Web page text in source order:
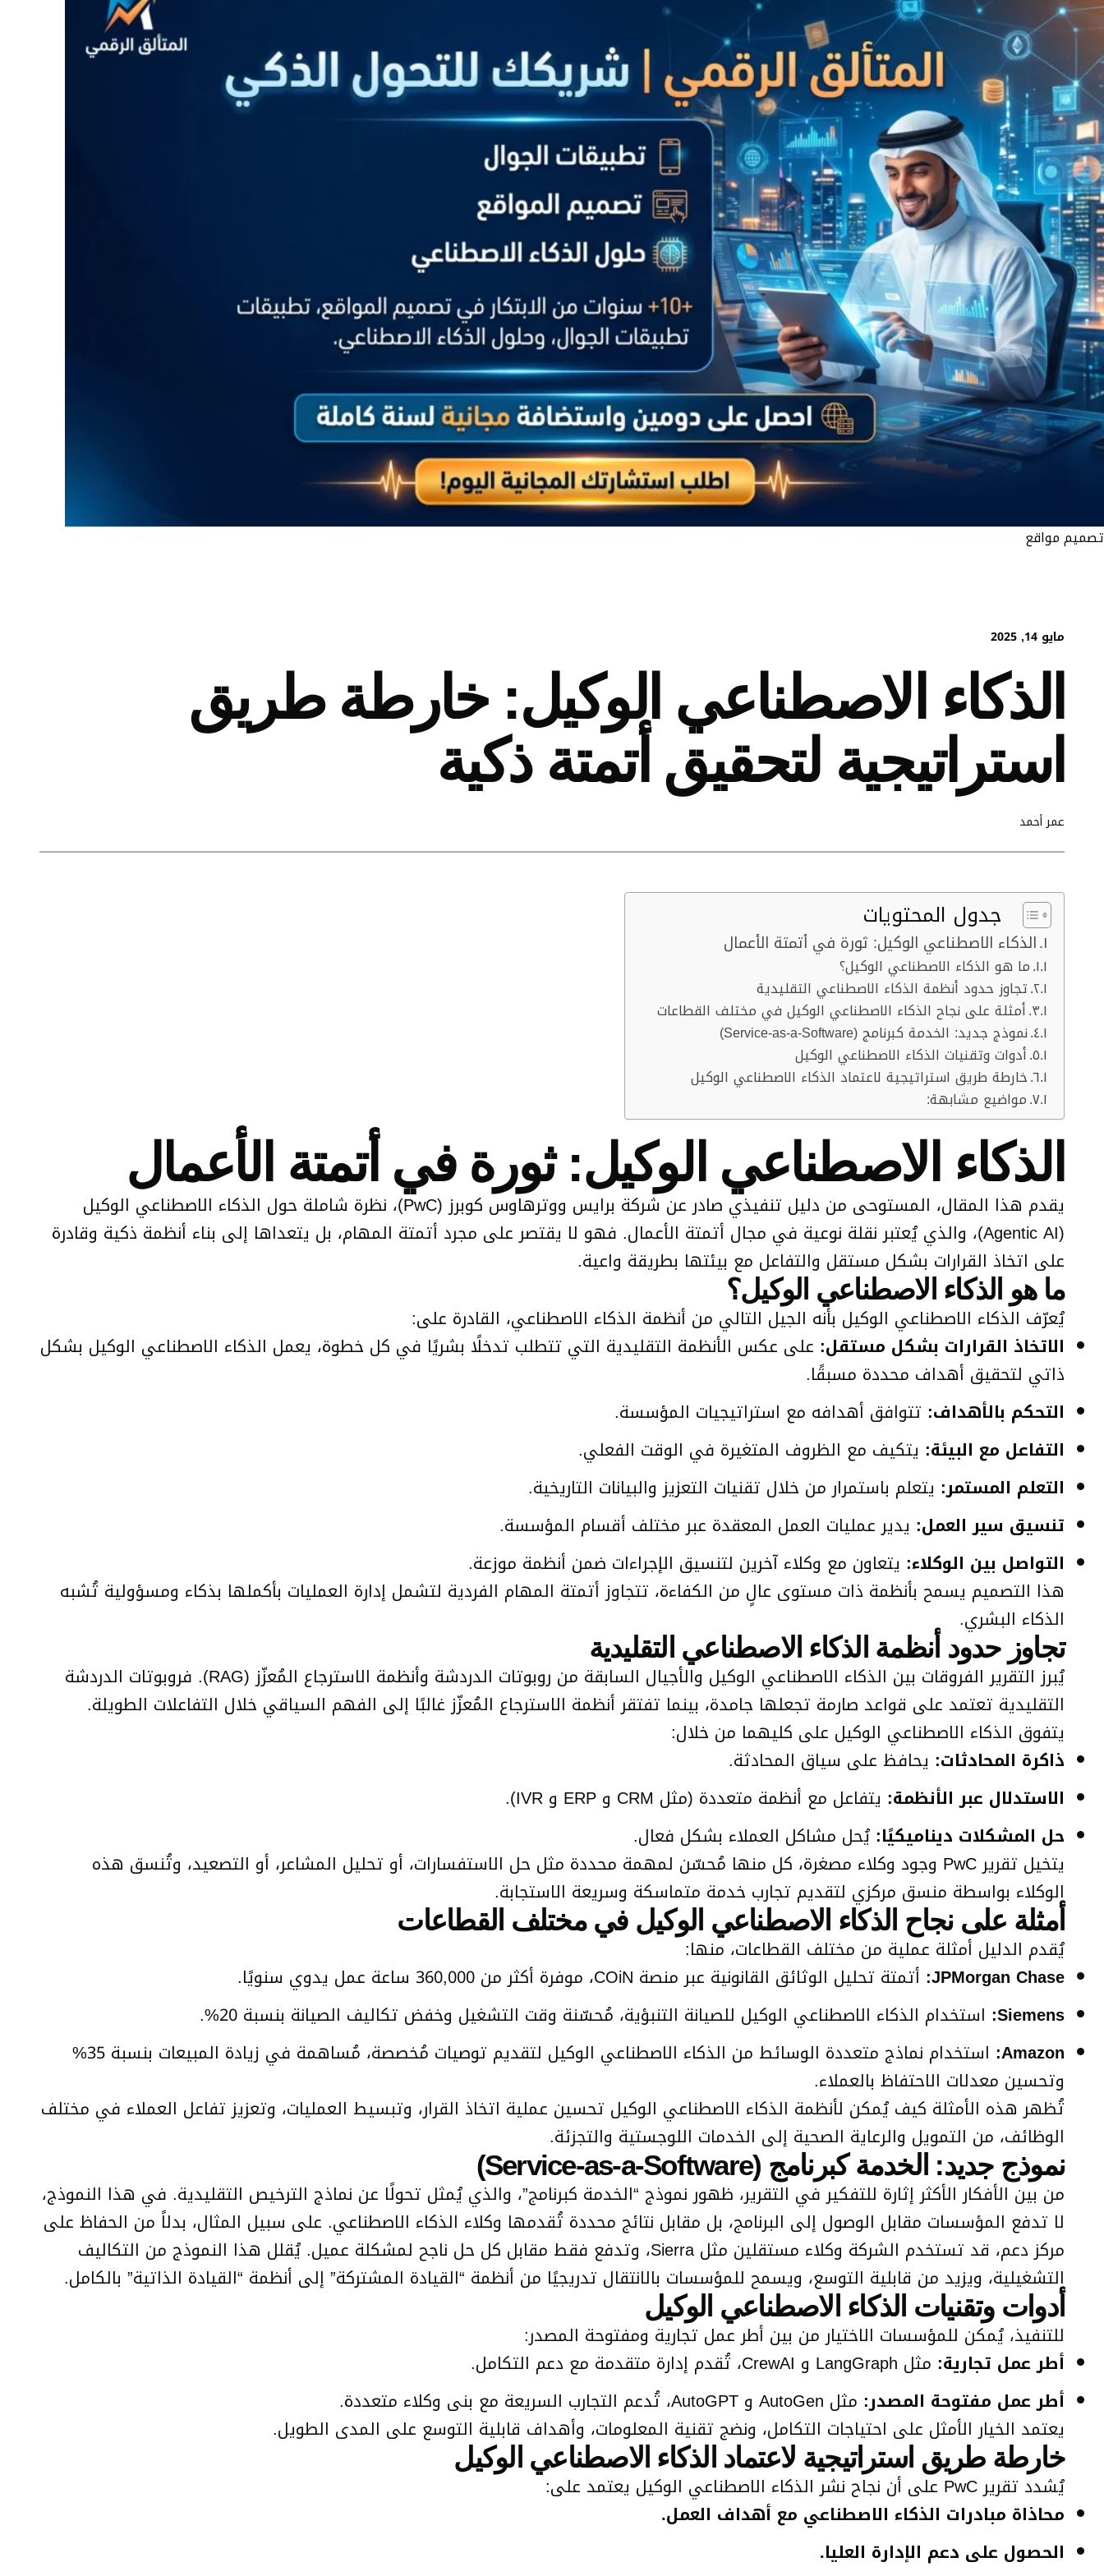
تصميم مواقع
مايو 14, 2025
الذكاء الاصطناعي الوكيل: خارطة طريق
استراتيجية لتحقيق أتمتة ذكية
عمر أحمد
جدول المحتويات
الذكاء الاصطناعي الوكيل: ثورة في أتمتة الأعمال
ما هو الذكاء الاصطناعي الوكيل؟
تجاوز حدود أنظمة الذكاء الاصطناعي التقليدية
أمثلة على نجاح الذكاء الاصطناعي الوكيل في مختلف القطاعات
نموذج جديد: الخدمة كبرنامج (Service-as-a-Software)
أدوات وتقنيات الذكاء الاصطناعي الوكيل
خارطة طريق استراتيجية لاعتماد الذكاء الاصطناعي الوكيل
مواضيع مشابهة:
الذكاء الاصطناعي الوكيل: ثورة في أتمتة الأعمال
يقدم هذا المقال، المستوحى من دليل تنفيذي صادر عن شركة برايس ووترهاوس كوبرز (PwC)، نظرة شاملة حول الذكاء الاصطناعي الوكيل
(Agentic AI)، والذي يُعتبر نقلة نوعية في مجال أتمتة الأعمال. فهو لا يقتصر على مجرد أتمتة المهام، بل يتعداها إلى بناء أنظمة ذكية وقادرة
على اتخاذ القرارات بشكل مستقل والتفاعل مع بيئتها بطريقة واعية.
ما هو الذكاء الاصطناعي الوكيل؟
يُعرّف الذكاء الاصطناعي الوكيل بأنه الجيل التالي من أنظمة الذكاء الاصطناعي، القادرة على:
الاتخاذ القرارات بشكل مستقل: على عكس الأنظمة التقليدية التي تتطلب تدخلًا بشريًا في كل خطوة، يعمل الذكاء الاصطناعي الوكيل بشكل
ذاتي لتحقيق أهداف محددة مسبقًا.
التحكم بالأهداف: تتوافق أهدافه مع استراتيجيات المؤسسة.
التفاعل مع البيئة: يتكيف مع الظروف المتغيرة في الوقت الفعلي.
التعلم المستمر: يتعلم باستمرار من خلال تقنيات التعزيز والبيانات التاريخية.
تنسيق سير العمل: يدير عمليات العمل المعقدة عبر مختلف أقسام المؤسسة.
التواصل بين الوكلاء: يتعاون مع وكلاء آخرين لتنسيق الإجراءات ضمن أنظمة موزعة.
هذا التصميم يسمح بأنظمة ذات مستوى عالٍ من الكفاءة، تتجاوز أتمتة المهام الفردية لتشمل إدارة العمليات بأكملها بذكاء ومسؤولية تُشبه
الذكاء البشري.
تجاوز حدود أنظمة الذكاء الاصطناعي التقليدية
يُبرز التقرير الفروقات بين الذكاء الاصطناعي الوكيل والأجيال السابقة من روبوتات الدردشة وأنظمة الاسترجاع المُعزّز (RAG). فروبوتات الدردشة
التقليدية تعتمد على قواعد صارمة تجعلها جامدة، بينما تفتقر أنظمة الاسترجاع المُعزّز غالبًا إلى الفهم السياقي خلال التفاعلات الطويلة.
يتفوق الذكاء الاصطناعي الوكيل على كليهما من خلال:
ذاكرة المحادثات: يحافظ على سياق المحادثة.
الاستدلال عبر الأنظمة: يتفاعل مع أنظمة متعددة (مثل CRM و ERP و IVR).
حل المشكلات ديناميكيًا: يُحل مشاكل العملاء بشكل فعال.
يتخيل تقرير PwC وجود وكلاء مصغرة، كل منها مُحسّن لمهمة محددة مثل حل الاستفسارات، أو تحليل المشاعر، أو التصعيد، وتُنسق هذه
الوكلاء بواسطة منسق مركزي لتقديم تجارب خدمة متماسكة وسريعة الاستجابة.
أمثلة على نجاح الذكاء الاصطناعي الوكيل في مختلف القطاعات
يُقدم الدليل أمثلة عملية من مختلف القطاعات، منها:
JPMorgan Chase: أتمتة تحليل الوثائق القانونية عبر منصة COiN، موفرة أكثر من 360,000 ساعة عمل يدوي سنويًا.
Siemens: استخدام الذكاء الاصطناعي الوكيل للصيانة التنبؤية، مُحسّنة وقت التشغيل وخفض تكاليف الصيانة بنسبة 20%.
Amazon:
استخدام نماذج متعددة الوسائط من الذكاء الاصطناعي الوكيل لتقديم توصيات مُخصصة، مُساهمة في زيادة المبيعات بنسبة 35%
وتحسين معدلات الاحتفاظ بالعملاء.
تُظهر هذه الأمثلة كيف يُمكن لأنظمة الذكاء الاصطناعي الوكيل تحسين عملية اتخاذ القرار، وتبسيط العمليات، وتعزيز تفاعل العملاء في مختلف
الوظائف، من التمويل والرعاية الصحية إلى الخدمات اللوجستية والتجزئة.
نموذج جديد: الخدمة كبرنامج (Service-as-a-Software)
من بين الأفكار الأكثر إثارة للتفكير في التقرير، ظهور نموذج “الخدمة كبرنامج”، والذي يُمثل تحولًا عن نماذج الترخيص التقليدية. في هذا النموذج،
لا تدفع المؤسسات مقابل الوصول إلى البرنامج، بل مقابل نتائج محددة تُقدمها وكلاء الذكاء الاصطناعي. على سبيل المثال، بدلاً من الحفاظ على
مركز دعم، قد تستخدم الشركة وكلاء مستقلين مثل Sierra، وتدفع فقط مقابل كل حل ناجح لمشكلة عميل. يُقلل هذا النموذج من التكاليف
التشغيلية، ويزيد من قابلية التوسع، ويسمح للمؤسسات بالانتقال تدريجيًا من أنظمة “القيادة المشتركة” إلى أنظمة “القيادة الذاتية” بالكامل.
أدوات وتقنيات الذكاء الاصطناعي الوكيل
للتنفيذ، يُمكن للمؤسسات الاختيار من بين أطر عمل تجارية ومفتوحة المصدر:
أطر عمل تجارية: مثل LangGraph و CrewAI، تُقدم إدارة متقدمة مع دعم التكامل.
أطر عمل مفتوحة المصدر: مثل AutoGen و AutoGPT، تُدعم التجارب السريعة مع بنى وكلاء متعددة.
يعتمد الخيار الأمثل على احتياجات التكامل، ونضج تقنية المعلومات، وأهداف قابلية التوسع على المدى الطويل.
خارطة طريق استراتيجية لاعتماد الذكاء الاصطناعي الوكيل
يُشدد تقرير PwC على أن نجاح نشر الذكاء الاصطناعي الوكيل يعتمد على:
محاذاة مبادرات الذكاء الاصطناعي مع أهداف العمل.
الحصول على دعم الإدارة العليا.